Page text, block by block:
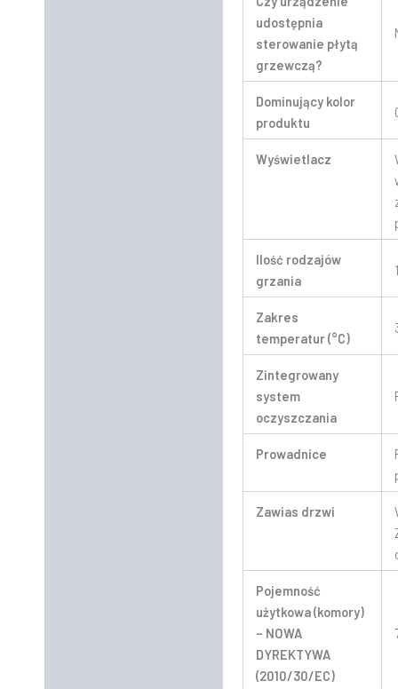
udostępnia
sterowanie płytą
grzewczą?
Dominujący kolor
produktu
Wyświetlacz
Ilość rodzajów
grzania
Zakres
temperatur (°C)
Zintegrowany
system
oczyszczania
Prowadnice
Zawias drzwi
Pojemność
użytkowa (komory)
– NOWA
DYREKTYWA
(2010/30/EC)